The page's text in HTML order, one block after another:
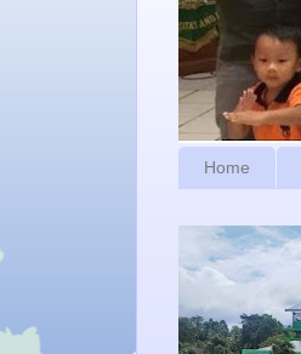
Home